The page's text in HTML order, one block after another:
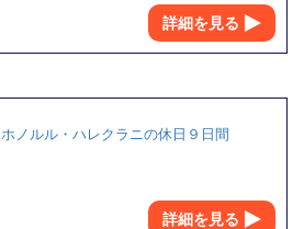
詳細を見る
ホノルル・ハレクラニの休日９日間
詳細を見る